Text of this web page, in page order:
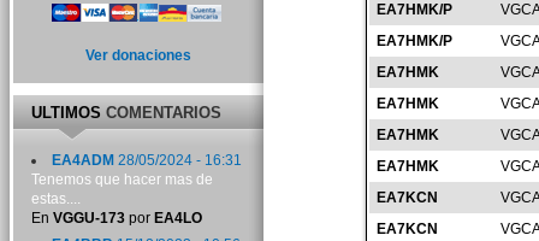
EA7HMK/P
EA7HMK/P
EA7HMK
EA7HMK
EA7HMK
EA7HMK
EA7KCN
EA7KCN
Ver donaciones
ULTIMOSCOMENTARIOS
EA4ADM 28/05/2024 - 16:31
Tenemos que hacer mas de
estas....
En VGGU-173por EA4LO